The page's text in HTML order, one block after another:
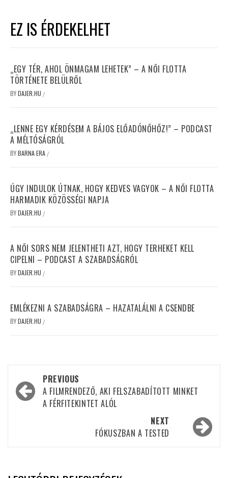
EZ IS ÉRDEKELHET
„EGY TÉR, AHOL ÖNMAGAM LEHETEK” – A NŐI FLOTTA
TÖRTÉNETE BELÜLRŐL
BYDAJER.HU /
„LENNE EGY KÉRDÉSEM A BÁJOS ELŐADÓNŐHŐZ!” – PODCAST
A MÉLTÓSÁGRÓL
BYBARNA ERA /
ÚGY INDULOK ÚTNAK, HOGY KEDVES VAGYOK – A NŐI FLOTTA
HARMADIK KÖZÖSSÉGI NAPJA
BYDAJER.HU /
A NŐI SORS NEM JELENTHETI AZT, HOGY TERHEKET KELL
CIPELNI – PODCAST A SZABADSÁGRÓL
BYDAJER.HU /
EMLÉKEZNI A SZABADSÁGRA – HAZATALÁLNI A CSENDBE
BYDAJER.HU /
Post
navigation
PREVIOUS
A FILMRENDEZŐ, AKI FELSZABADÍTOTT MINKET
A FÉRFITEKINTET ALÓL
NEXT
FÓKUSZBAN A TESTED